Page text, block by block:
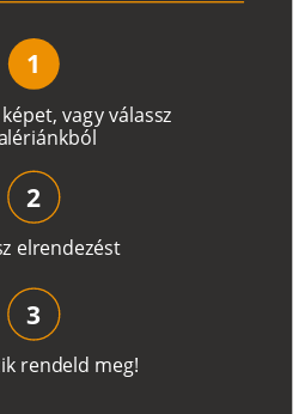
képet, vagyválassz
lériánkból
1
z elrendezést
2
ik rendeld meg!
3